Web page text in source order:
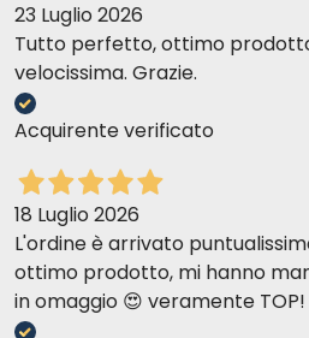
23 Luglio 2026
Tutto perfetto, ottimo
velocissima. Grazie.
Acquirente verificato
18 Luglio 2026
L'ordine è arrivato
ottimo prodotto, mi hanno
in omaggio 😍 veramente TOP!